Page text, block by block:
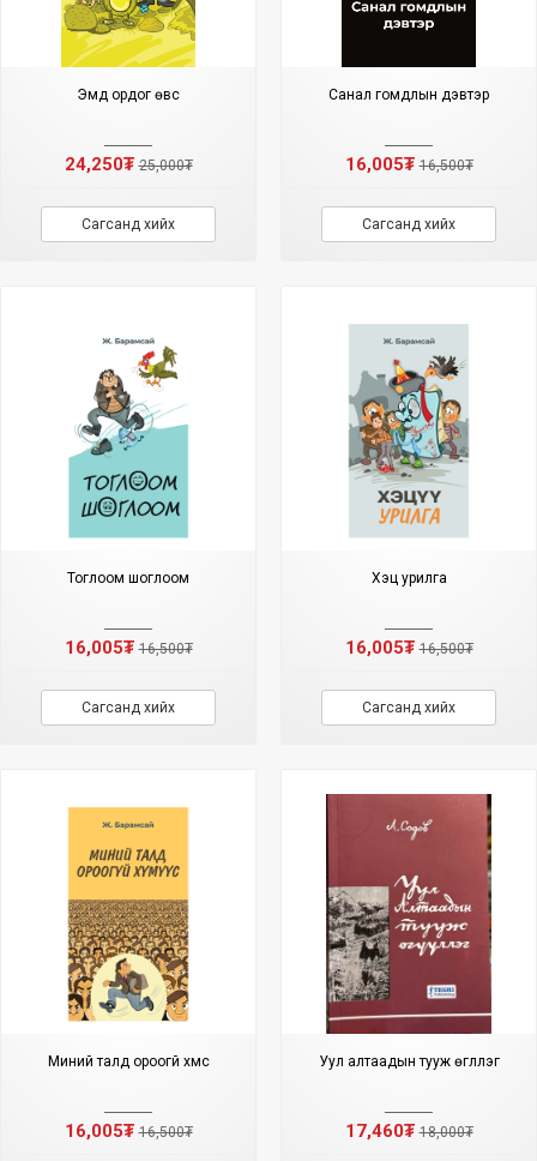
Эмд ордог өвс
24,250₮25,000₮
Сагсанд хийх
Санал гомдлын дэвтэр
16,005₮16,500₮
Сагсанд хийх
Тоглоом шоглоом
16,005₮16,500₮
Сагсанд хийх
Хэцүү урилга
16,005₮16,500₮
Сагсанд хийх
Миний талд ороогүй хүмүүс
16,005₮16,500₮
Уул алтаадын тууж өгүүллэг
17,460₮18,000₮